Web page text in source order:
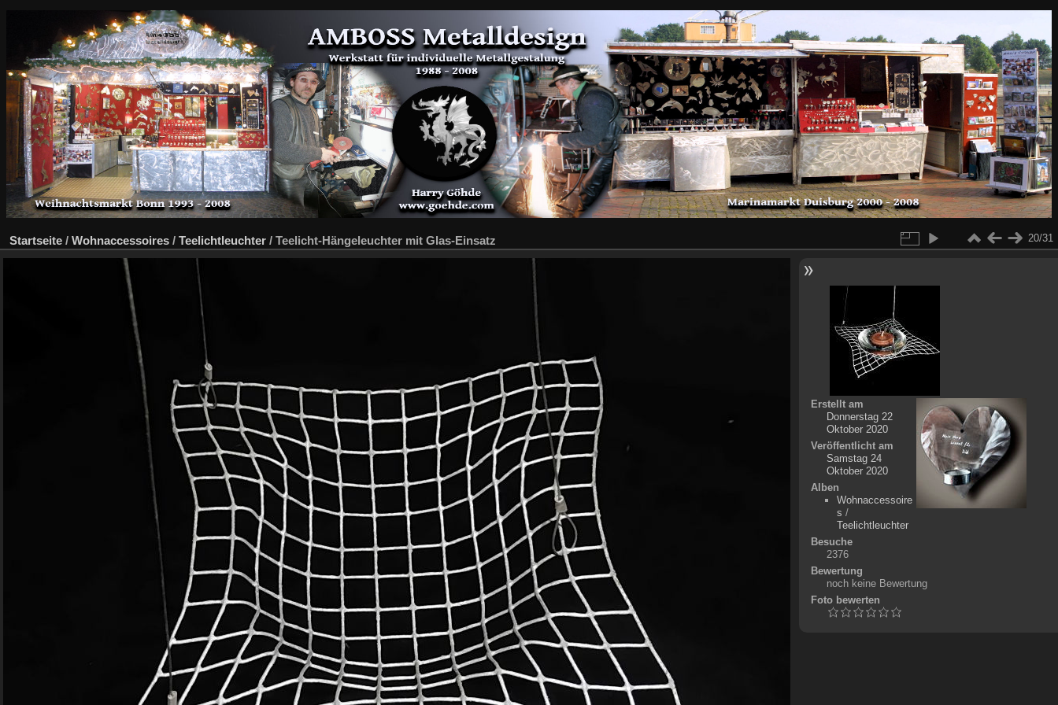
Startseite / Wohnaccessoires / Teelichtleuchter / Teelicht-Hängeleuchter mit Glas-Einsatz 20/31
Erstellt am
Donnerstag 22
Oktober 2020
Veröffentlicht am
Samstag 24
Oktober 2020
Alben
Wohnaccessoire
s /
Teelichtleuchter
Besuche
2376
Bewertung
noch keine Bewertung
Foto bewerten